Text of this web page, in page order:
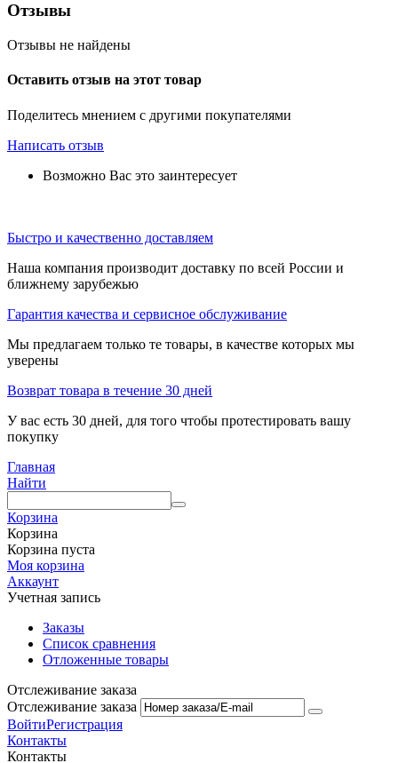
Отзывы
Отзывы не найдены
Оставить отзыв на этот товар
Поделитесь мнением с другими покупателями
Написать отзыв
Возможно Вас это заинтересует
Быстро и качественно доставляем
Наша компания производит доставку по всей России и
ближнему зарубежью
Гарантия качества и сервисное обслуживание
Мы предлагаем только те товары, в качестве которых мы
уверены
Возврат товара в течение 30 дней
У вас есть 30 дней, для того чтобы протестировать вашу
покупку
Главная
Найти
Корзина
Корзина
Корзина пуста
Моя корзина
Аккаунт
Учетная запись
Заказы
Список сравнения
Отложенные товары
Отслеживание заказа
Отслеживание заказа
ВойтиРегистрация
Контакты
Контакты